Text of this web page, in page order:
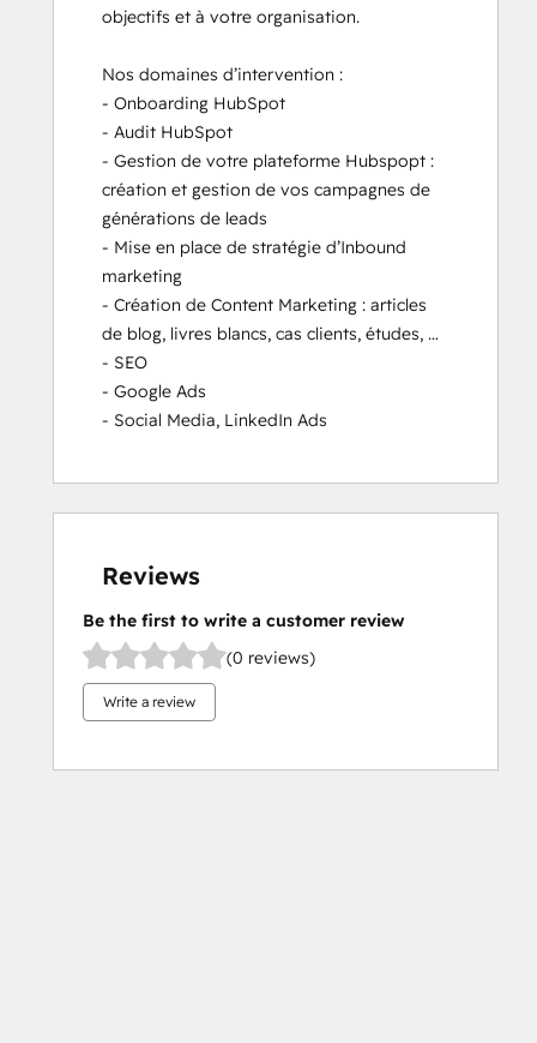
objectifs et à votre organisation.
Nos domaines d’intervention :
- Onboarding HubSpot
- Audit HubSpot
- Gestion de votre plateforme Hubspopt :
création et gestion de vos campagnes de
générations de leads
- Mise en place de stratégie d’Inbound
marketing
- Création de Content Marketing : articles
de blog, livres blancs, cas clients, études, …
- SEO
- Google Ads
- Social Media, LinkedIn Ads
Reviews
Be the first to write a customer review
(0 reviews)
Write a review